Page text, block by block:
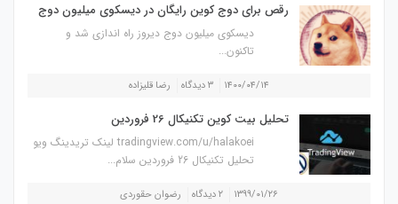
رقص برای دوج کوین رایگان در دیسکوی میلیون دوج
دیسکوی میلیون دوج دیروز راه اندازی شد و
تاکنون...
۱۴۰۰/۰۴/۱۴ ۳ دیدگاه رضا قلیزاده
تحلیل بیت کوین تکنیکال 26 فروردین
tradingview.com/u/halakoei لینک تریدینگ ویو
تحلیل تکنیکال 26 فروردین سلام...
۱۳۹۹/۰۱/۲۶ ۲ دیدگاه رضوان حقوردی